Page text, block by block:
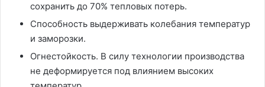
сохранить до 70% тепловых потерь.
Способность выдерживать колебания температур
и заморозки.
Огнестойкость. В силу технологии производства
не деформируется под влиянием высоких